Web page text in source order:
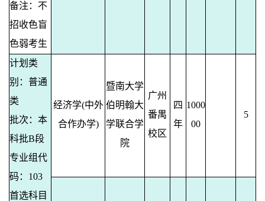
备注：不
招收色盲
色弱考生
计划类
别：普通
类
批次：本
科批B段
专业组代
码：103
首选科目
经济学(中外
合作办学)
暨南大学
伯明翰大
学联合学
院
广州
番禺
校区
四
年
1000
00
5